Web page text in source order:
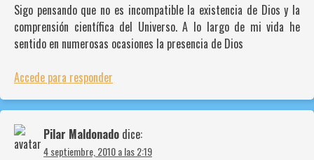
Sigo pensando que no es incompatible la existencia de Dios y la
comprensión científica del Universo. A lo largo de mi vida he
sentido en numerosas ocasiones la presencia de Dios
Accede para responder
Pilar Maldonado dice:
4 septiembre, 2010 a las 2:19